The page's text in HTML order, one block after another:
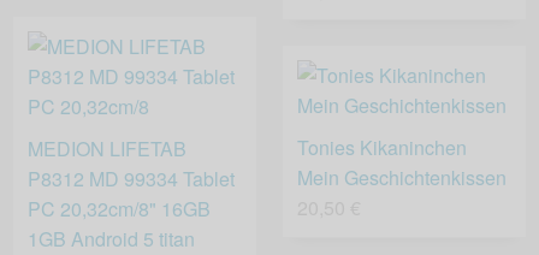
MEDION LIFETAB
P8312 MD 99334 Tablet
PC 20,32cm/8" 16GB
1GB Android 5 titan
Tonies Kikaninchen
Mein Geschichtenkissen